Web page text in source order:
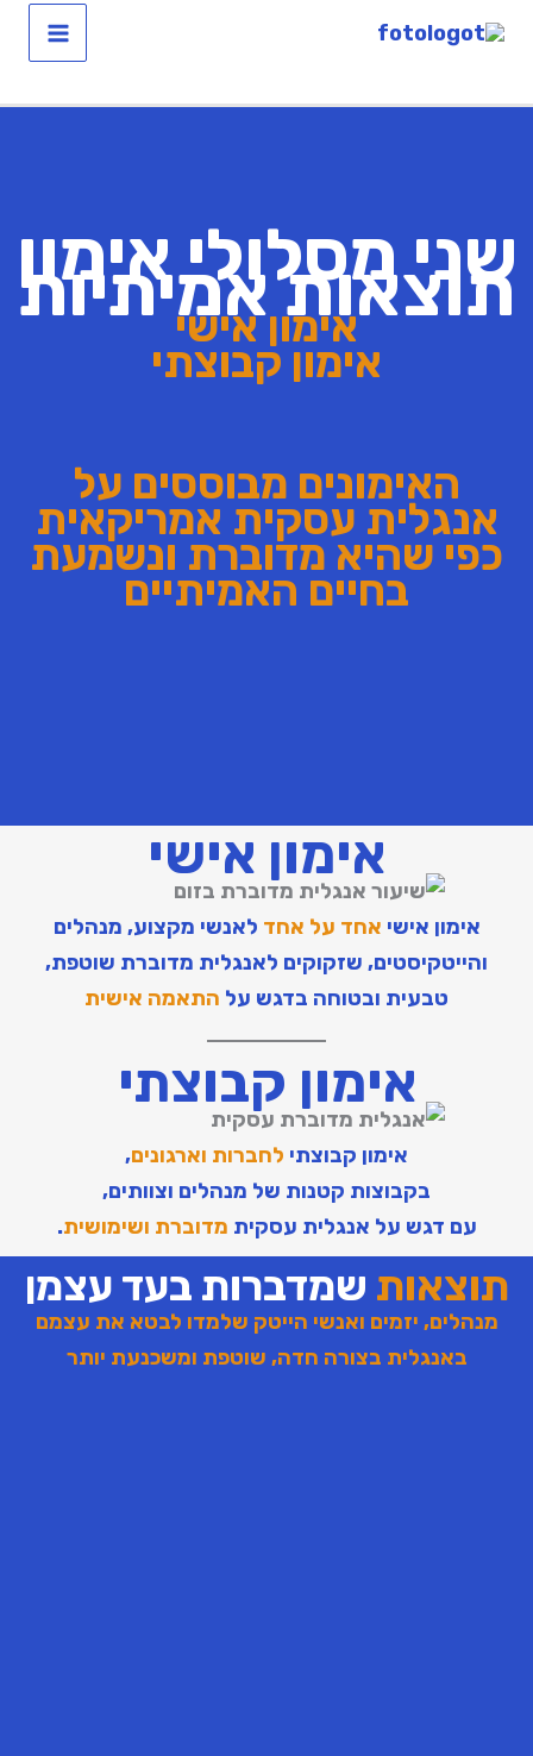
דילוג
שני מסלולי אימון
תוצאות אמיתיות
אימון אישי
אימון קבוצתי
האימונים מבוססים על
אנגלית עסקית אמריקאית
כפי שהיא מדוברת ונשמעת
בחיים האמיתיים
אימון אישי
אימון אישי אחד על אחד לאנשי מקצוע, מנהלים
והייטקיסטים, שזקוקים לאנגלית מדוברת שוטפת,
טבעית ובטוחה בדגש על התאמה אישית
אימון קבוצתי
אימון קבוצתי לחברות וארגונים,
בקבוצות קטנות של מנהלים וצוותים,
עם דגש על אנגלית עסקית מדוברת ושימושית.
תוצאות שמדברות בעד עצמן
מנהלים, יזמים ואנשי הייטק שלמדו לבטא את עצמם
באנגלית בצורה חדה, שוטפת ומשכנעת יותר